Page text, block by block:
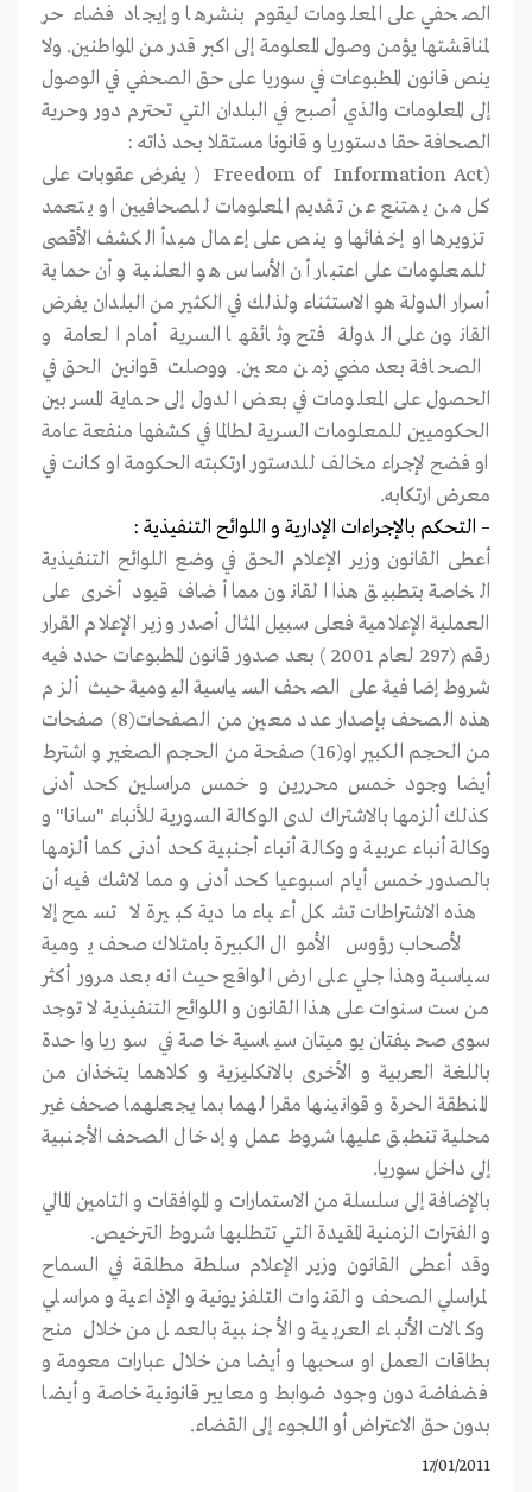
الصحفي على المعلومات ليقوم بنشرها و إيجاد فضاء حر
لمناقشتها يؤمن وصول المعلومة إلى اكبر قدر من المواطنين. ولا
ينص قانون المطبوعات في سوريا على حق الصحفي في الوصول
إلى المعلومات والذي أصبح في البلدان التي تحترم دور وحرية
الصحافة حقا دستوريا و قانونا مستقلا بحد ذاته :
(Freedom of Information Act ( يفرض عقوبات على
كل من يمتنع عن تقديم المعلومات للصحافيين او يتعمد
تزويرها او إخفائها و ينص على إعمال مبدأ الكشف الأقصى
للمعلومات على اعتبار أن الأساس هو العلنية و أن حماية
أسرار الدولة هو الاستثناء ولذلك في الكثير من البلدان يفرض
القانون على الدولة فتح وثائقها السرية أمام العامة و
الصحافة بعد مضي زمن معين. ووصلت قوانين الحق في
الحصول على المعلومات في بعض الدول إلى حماية المسربين
الحكوميين للمعلومات السرية لطالما في كشفها منفعة عامة
او فضح لإجراء مخالف للدستور ارتكبته الحكومة او كانت في
معرض ارتكابه.
– التحكم بالإجراءات الإدارية و اللوائح التنفيذية :
أعطى القانون وزير الإعلام الحق في وضع اللوائح التنفيذية
الخاصة بتطبيق هذا القانون مما أضاف قيود أخرى على
العملية الإعلامية فعلى سبيل المثال أصدر وزير الإعلام القرار
رقم (297 لعام 2001 ) بعد صدور قانون المطبوعات حدد فيه
شروط إضافية على الصحف السياسية اليومية حيث ألزم
هذه الصحف بإصدار عدد معين من الصفحات(8) صفحات
من الحجم الكبير او(16) صفحة من الحجم الصغير و اشترط
أيضا وجود خمس محررين و خمس مراسلين كحد أدنى
كذلك ألزمها بالاشتراك لدى الوكالة السورية للأنباء "سانا" و
وكالة أنباء عربية و وكالة أنباء أجنبية كحد أدنى كما ألزمها
بالصدور خمس أيام اسبوعيا كحد أدنى و مما لاشك فيه أن
هذه الاشتراطات تشكل أعباء مادية كبيرة لا تسمح إلا
لأصحاب رؤوس الأموال الكبيرة بامتلاك صحف يومية
سياسية وهذا جلي على ارض الواقع حيث انه بعد مرور أكثر
من ست سنوات على هذا القانون و اللوائح التنفيذية لا توجد
سوى صحيفتان يوميتان سياسية خاصة في سوريا واحدة
باللغة العربية و الأخرى بالانكليزية و كلاهما يتخذان من
المنطقة الحرة و قوانينها مقرا لهما بما يجعلهما صحف غير
محلية تنطبق عليها شروط عمل و إدخال الصحف الأجنبية
إلى داخل سوريا.
بالإضافة إلى سلسلة من الاستمارات و الموافقات و التامين المالي
و الفترات الزمنية المقيدة التي تتطلبها شروط الترخيص.
وقد أعطى القانون وزير الإعلام سلطة مطلقة في السماح
لمراسلي الصحف و القنوات التلفزيونية و الإذاعية و مراسلي
وكالات الأنباء العربية و الأجنبية بالعمل من خلال منح
بطاقات العمل او سحبها و أيضا من خلال عبارات معومة و
فضفاضة دون وجود ضوابط و معايير قانونية خاصة و أيضا
بدون حق الاعتراض أو اللجوء إلى القضاء.
17/01/2011